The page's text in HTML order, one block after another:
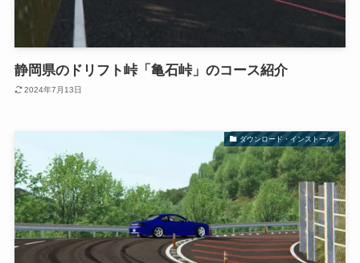
静岡県のドリフト峠「亀石峠」のコース紹介
2024年7月13日
ダウンロード・インストール